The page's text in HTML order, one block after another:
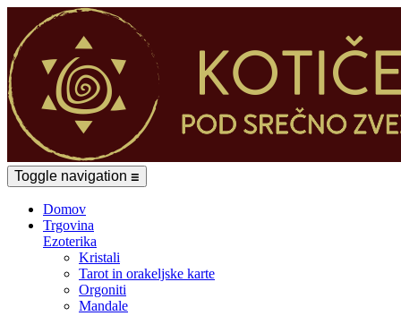
Toggle navigation ☰
Domov
Trgovina
Ezoterika
Kristali
Tarot in orakeljske karte
Orgoniti
Mandale